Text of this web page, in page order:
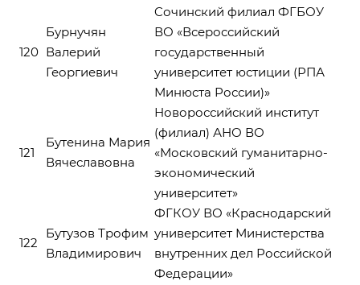
120
Бурнучян
Валерий
Георгиевич
Cочинский филиал ФГБОУ
ВО «Всероссийский
государственный
университет юстиции (РПА
Минюста России)»
121
Бутенина Мария
Вячеславовна
Новороссийский институт
(филиал) АНО ВО
«Московский гуманитарно-
экономический
университет»
122
Бутузов Трофим
Владимирович
ФГКОУ ВО «Краснодарский
университет Министерства
внутренних дел Российской
Федерации»